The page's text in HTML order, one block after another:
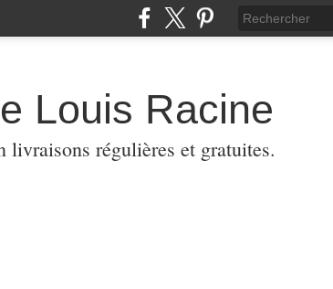
Louis Racine
livraisons régulières et gratuites.